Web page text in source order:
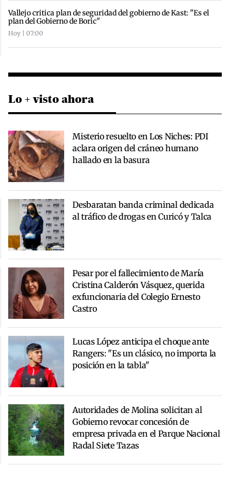
Vallejo critica plan de seguridad del gobierno de Kast: "Es el
plan del Gobierno de Boric"
Hoy | 07:00
Lo + visto ahora
Misterio resuelto en Los Niches: PDI
aclara origen del cráneo humano
hallado en la basura
Desbaratan banda criminal dedicada
al tráfico de drogas en Curicó y Talca
Pesar por el fallecimiento de María
Cristina Calderón Vásquez, querida
exfuncionaria del Colegio Ernesto
Castro
Lucas López anticipa el choque ante
Rangers: "Es un clásico, no importa la
posición en la tabla"
Autoridades de Molina solicitan al
Gobierno revocar concesión de
empresa privada en el Parque Nacional
Radal Siete Tazas